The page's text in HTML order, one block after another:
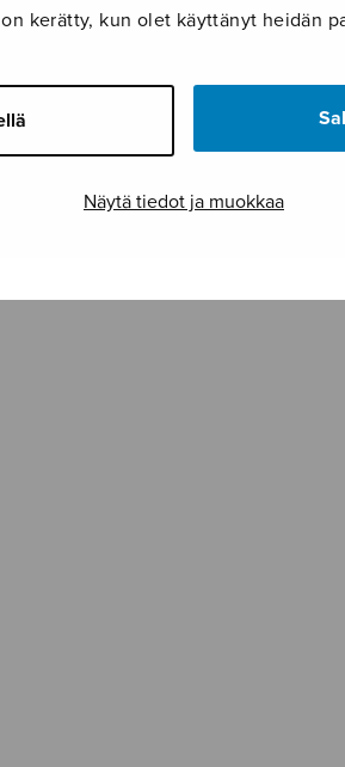
kerätty, kun olet käyttänyt heidän
Näytä tiedot ja muokkaa